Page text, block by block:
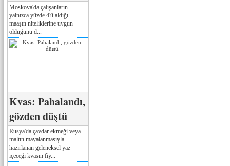
Moskova'da çalışanların
yalnızca yüzde 4'ü aldığı
maaşın niteliklerine uygun
olduğunu d...
Kvas: Pahalandı,
gözden düştü
Rusya'da çavdar ekmeği veya
maltın mayalanmasıyla
hazırlanan geleneksel yaz
içeceği kvasın fiy...